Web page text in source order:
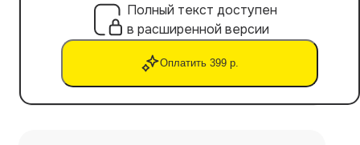
Полный текст доступен
в расширенной версии
Оплатить 399 р.